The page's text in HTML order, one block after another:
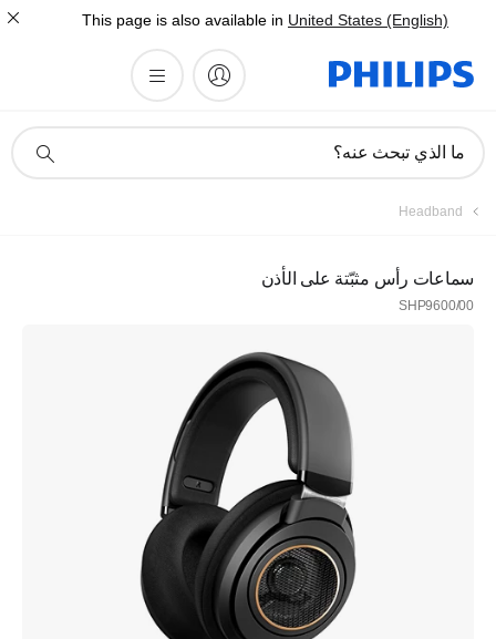
This page is also available in United States (English)
دعم
ما الذي تبحث عنه؟
Headband
سماعات رأس مثبّتة على الأذن
SHP9600/00